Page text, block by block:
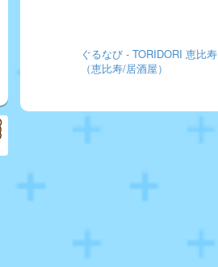
ぐるなび - TORIDORI 恵比寿
（恵比寿/居酒屋）